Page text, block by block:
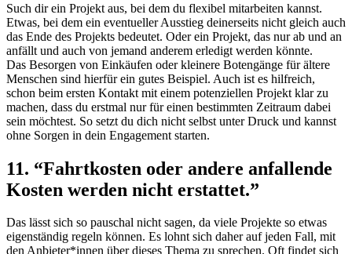
Such dir ein Projekt aus, bei dem du flexibel mitarbeiten kannst.
Etwas, bei dem ein eventueller Ausstieg deinerseits nicht gleich auch
das Ende des Projekts bedeutet. Oder ein Projekt, das nur ab und an
anfällt und auch von jemand anderem erledigt werden könnte.
Das Besorgen von Einkäufen oder kleinere Botengänge für ältere
Menschen sind hierfür ein gutes Beispiel. Auch ist es hilfreich,
schon beim ersten Kontakt mit einem potenziellen Projekt klar zu
machen, dass du erstmal nur für einen bestimmten Zeitraum dabei
sein möchtest. So setzt du dich nicht selbst unter Druck und kannst
ohne Sorgen in dein Engagement starten.
11. “Fahrtkosten oder andere anfallende
Kosten werden nicht erstattet.”
Das lässt sich so pauschal nicht sagen, da viele Projekte so etwas
eigenständig regeln können. Es lohnt sich daher auf jeden Fall, mit
den Anbieter*innen über dieses Thema zu sprechen. Oft findet sich